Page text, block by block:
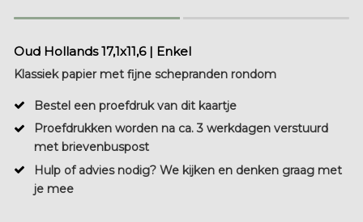
Oud Hollands 17,1x11,6 | Enkel
Klassiek papier met fijne schepranden rondom
Bestel een proefdruk van dit kaartje
Proefdrukken worden na ca. 3 werkdagen verstuurd
met brievenbuspost
Hulp of advies nodig? We kijken en denken graag met
je mee